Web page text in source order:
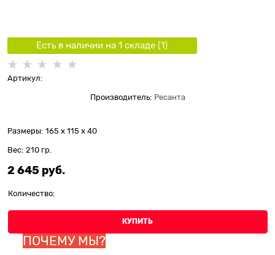
Есть в наличии на 1 складe (1)
Артикул:
Производитель: Ресанта
Размеры: 165 x 115 x 40
Вес: 210 гр.
2 645 руб.
Количество:
КУПИТЬ
ПОЧЕМУ МЫ?